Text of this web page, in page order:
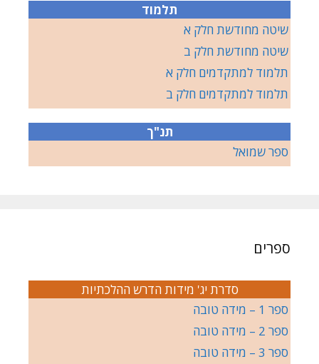
תלמוד
שיטה מחודשת חלק א
שיטה מחודשת חלק ב
תלמוד למתקדמים חלק א
תלמוד למתקדמים חלק ב
תנ"ך
ספר שמואל
ספרים
סדרת יג' מידות הדרש ההלכתיות
ספר 1 – מידה טובה
ספר 2 – מידה טובה
ספר 3 – מידה טובה